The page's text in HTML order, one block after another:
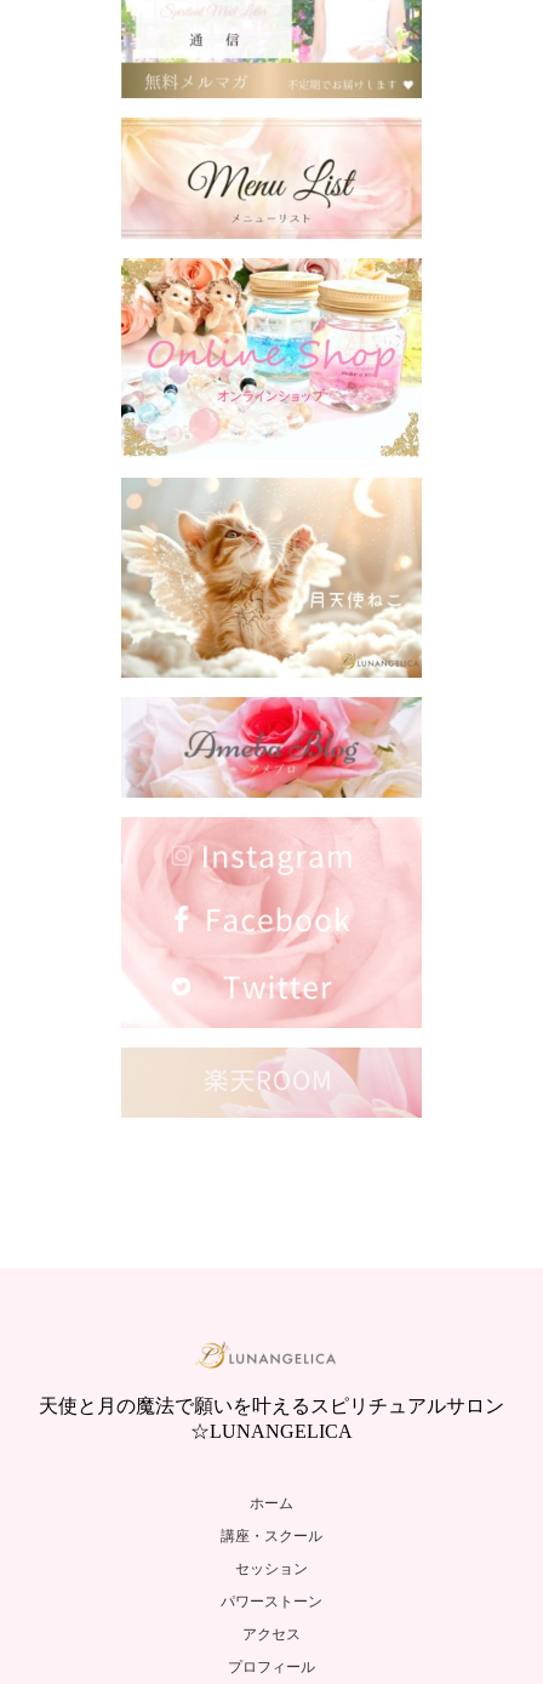
天使と月の魔法で願いを叶えるスピリチュアルサロン
☆LUNANGELICA
ホーム
講座・スクール
セッション
パワーストーン
アクセス
プロフィール